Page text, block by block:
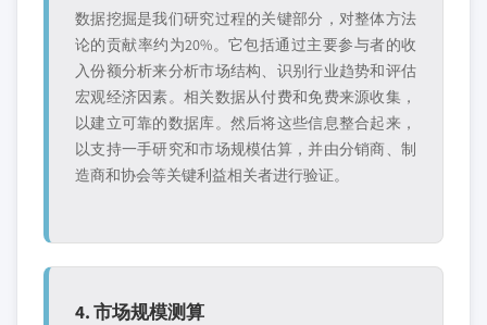
数据挖掘是我们研究过程的关键部分，对整体方法
论的贡献率约为20%。它包括通过主要参与者的收
入份额分析来分析市场结构、识别行业趋势和评估
宏观经济因素。相关数据从付费和免费来源收集，
以建立可靠的数据库。然后将这些信息整合起来，
以支持一手研究和市场规模估算，并由分销商、制
造商和协会等关键利益相关者进行验证。
4. 市场规模测算